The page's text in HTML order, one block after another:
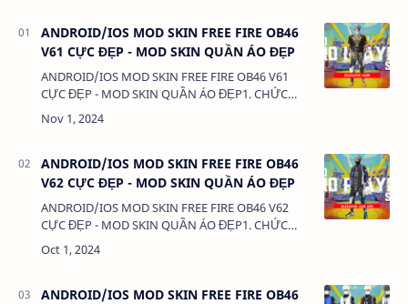
ANDROID/IOS MOD SKIN FREE FIRE OB46
V61 CỰC ĐẸP - MOD SKIN QUẦN ÁO ĐẸP
ANDROID/IOS MOD SKIN FREE FIRE OB46 V61
CỰC ĐẸP - MOD SKIN QUẦN ÁO ĐẸP1. CHỨC
NĂNG:- MOD SKIN QUẦN ÁO - MOD CLOTHES2.
TẢI VÀ CÀI ĐẶT (BẢN FULL KHÔNG LINK RÚT
ANDROID/IOS MOD SKIN FREE FIRE OB46
V62 CỰC ĐẸP - MOD SKIN QUẦN ÁO ĐẸP
ANDROID/IOS MOD SKIN FREE FIRE OB46 V62
CỰC ĐẸP - MOD SKIN QUẦN ÁO ĐẸP1. CHỨC
NĂNG:- MOD SKIN QUẦN ÁO - MOD CLOTHES2.
TẢI VÀ CÀI ĐẶT (BẢN FULL KHÔNG LINK RÚT
ANDROID/IOS MOD SKIN FREE FIRE OB46